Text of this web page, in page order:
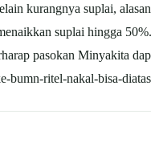
kurangnya suplai,
suplai hingga
pasokan Minyakita
bumn-ritel-nakal-bisa-